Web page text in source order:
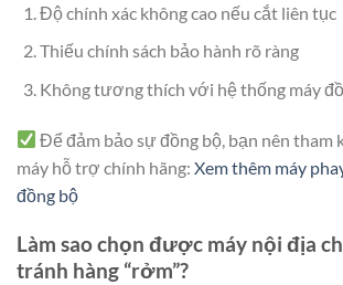
Độ chính xác không cao nếu cắt liên tục
Thiếu chính sách bảo hành rõ ràng
Không tương thích với hệ thống máy
Để đảm bảo sự đồng bộ, bạn nên tham
máy hỗ trợ chính hãng: Xem thêm máy
đồng bộ
Làm sao chọn được máy nội địa
tránh hàng “rởm”?